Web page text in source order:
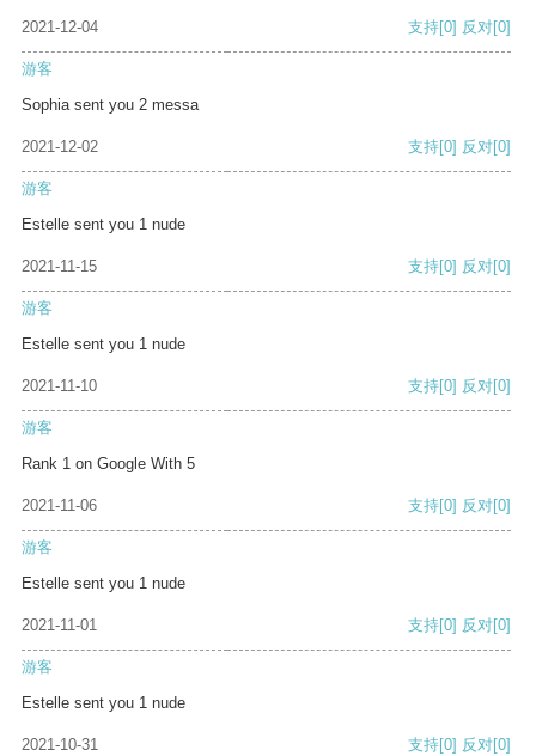
2021-12-04 支持[0] 反对[0]
游客
Sophia sent you 2 messa
2021-12-02 支持[0] 反对[0]
游客
Estelle sent you 1 nude
2021-11-15 支持[0] 反对[0]
游客
Estelle sent you 1 nude
2021-11-10 支持[0] 反对[0]
游客
Rank 1 on Google With 5
2021-11-06 支持[0] 反对[0]
游客
Estelle sent you 1 nude
2021-11-01 支持[0] 反对[0]
游客
Estelle sent you 1 nude
2021-10-31 支持[0] 反对[0]